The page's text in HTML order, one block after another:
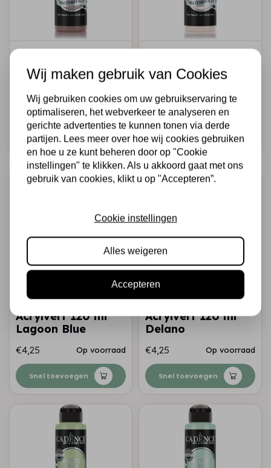
Cadence Hybrid
Acrylverf 120 ml
Cairo Brown
€4,25 Op voorraad
Snel toevoegen
Cadence Hybrid
Acrylverf 120 ml
Tibetan Jasmine
€4,25 Op voorraad
Snel toevoegen
Cadence Hybrid
Acrylverf 120 ml
Lagoon Blue
€4,25 Op voorraad
Snel toevoegen
CADENCE
Cadence Hybrid
Acrylverf 120 ml
Delano
€4,25 Op voorraad
Snel toevoegen
Wij maken gebruik van Cookies
Wij gebruiken cookies om uw gebruikservaring te
optimaliseren, het webverkeer te analyseren en
gerichte advertenties te kunnen tonen via derde
partijen. Lees meer over hoe wij cookies gebruiken
en hoe u ze kunt beheren door op "Cookie
instellingen" te klikken. Als u akkoord gaat met ons
gebruik van cookies, klikt u op "Accepteren”.
Cookie instellingen
Alles weigeren
Accepteren